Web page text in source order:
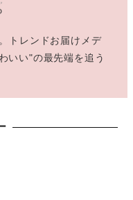
トレンドお届けメデ
いい"の最先端を追う